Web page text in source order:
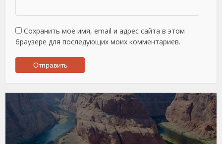
Сохранить моё имя, email и адрес сайта в этом
браузере для последующих моих комментариев.